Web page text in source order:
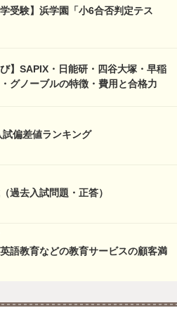
受験】浜学園「小6合否判定テス
び】SAPIX・日能研・四谷大塚・早稲
グノーブルの特徴・費用と合格力
偏差値ランキング
過去入試問題・正答）
英語教育などの教育サービスの顧客満